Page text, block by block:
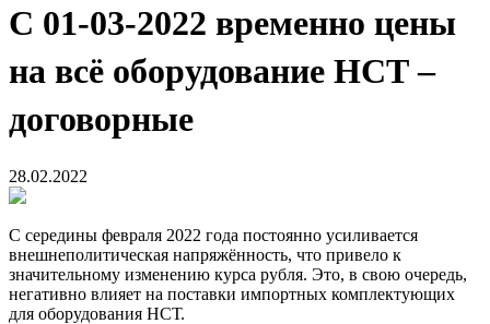
С 01-03-2022 временно цены
на всё оборудование НСТ –
договорные
28.02.2022
С середины февраля 2022 года постоянно усиливается
внешнеполитическая напряжённость, что привело к
значительному изменению курса рубля. Это, в свою очередь,
негативно влияет на поставки импортных комплектующих
для оборудования НСТ.